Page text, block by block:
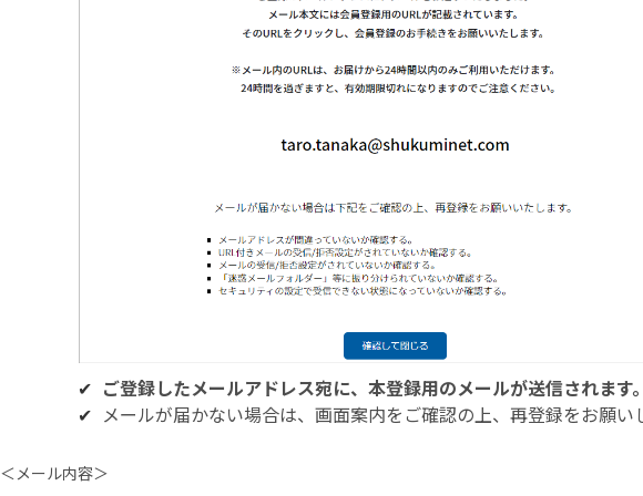
ご登録したメールアドレス宛に、本登録用のメールが送信されます。
メールが届かない場合は、画面案内をご確認の上、再登録をお願い
＜メール内容＞